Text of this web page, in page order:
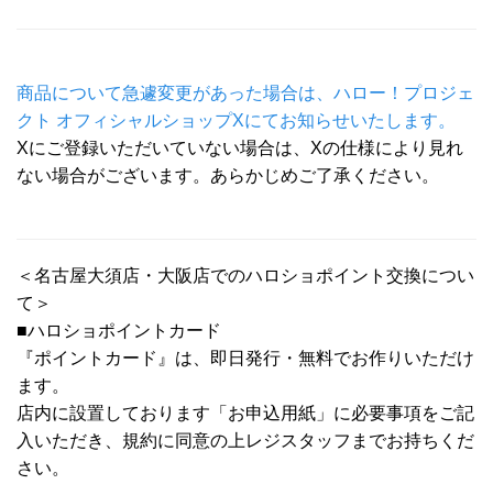
商品について急遽変更があった場合は、ハロー！プロジェ
クト オフィシャルショップXにてお知らせいたします。
Xにご登録いただいていない場合は、Xの仕様により見れ
ない場合がございます。あらかじめご了承ください。
＜名古屋大須店・大阪店でのハロショポイント交換につい
て＞
■ハロショポイントカード
『ポイントカード』は、即日発行・無料でお作りいただけ
ます。
店内に設置しております「お申込用紙」に必要事項をご記
入いただき、規約に同意の上レジスタッフまでお持ちくだ
さい。